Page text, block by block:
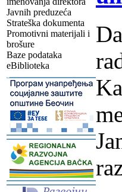
Javnih preduzeća
Strateška dokumenta
Promotivni materijali i
brošure
Baze podataka
eBiblioteka
-
-
-